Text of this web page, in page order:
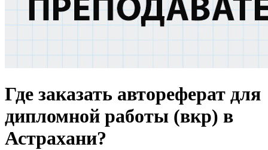
Где заказать автореферат для
дипломной работы (вкр) в
Астрахани?